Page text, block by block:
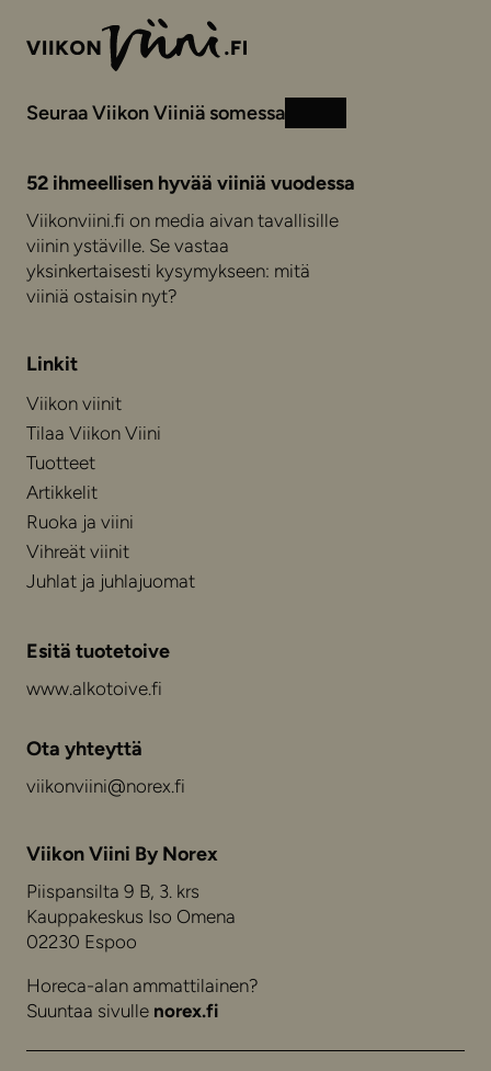
Seuraa Viikon Viiniä somessa
52 ihmeellisen hyvää viiniä vuodessa
Viikonviini.fi on media aivan tavallisille
viinin ystäville. Se vastaa
yksinkertaisesti kysymykseen: mitä
viiniä ostaisin nyt?
Linkit
Viikon viinit
Tilaa Viikon Viini
Tuotteet
Artikkelit
Ruoka ja viini
Vihreät viinit
Juhlat ja juhlajuomat
Esitä tuotetoive
www.alkotoive.fi
Ota yhteyttä
viikonviini@norex.fi
Viikon Viini By Norex
Piispansilta 9 B, 3. krs
Kauppakeskus Iso Omena
02230 Espoo
Horeca-alan ammattilainen?
Suuntaa sivulle norex.fi